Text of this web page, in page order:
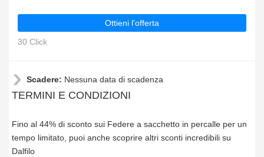
Ottieni l'offerta
30 Click
Scadere: Nessuna data di scadenza
TERMINI E CONDIZIONI
Fino al 44% di sconto sui Federe a sacchetto in percalle per un
tempo limitato, puoi anche scoprire altri sconti incredibili su
Dalfilo